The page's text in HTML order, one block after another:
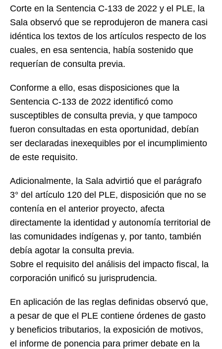
Corte en la Sentencia C-133 de 2022 y el PLE, la
Sala observó que se reprodujeron de manera casi
idéntica los textos de los artículos respecto de los
cuales, en esa sentencia, había sostenido que
requerían de consulta previa.
Conforme a ello, esas disposiciones que la
Sentencia C-133 de 2022 identificó como
susceptibles de consulta previa, y que tampoco
fueron consultadas en esta oportunidad, debían
ser declaradas inexequibles por el incumplimiento
de este requisito.
Adicionalmente, la Sala advirtió que el parágrafo
3° del artículo 120 del PLE, disposición que no se
contenía en el anterior proyecto, afecta
directamente la identidad y autonomía territorial de
las comunidades indígenas y, por tanto, también
debía agotar la consulta previa.
Sobre el requisito del análisis del impacto fiscal, la
corporación unificó su jurisprudencia.
En aplicación de las reglas definidas observó que,
a pesar de que el PLE contiene órdenes de gasto
y beneficios tributarios, la exposición de motivos,
el informe de ponencia para primer debate en la